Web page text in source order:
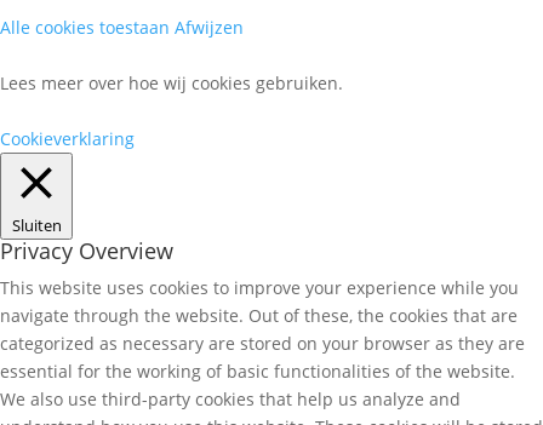
Alle cookies toestaan Afwijzen
Lees meer over hoe wij cookies gebruiken.
Cookieverklaring
Sluiten
Privacy Overview
This website uses cookies to improve your experience while you
navigate through the website. Out of these, the cookies that are
categorized as necessary are stored on your browser as they are
essential for the working of basic functionalities of the website.
We also use third-party cookies that help us analyze and